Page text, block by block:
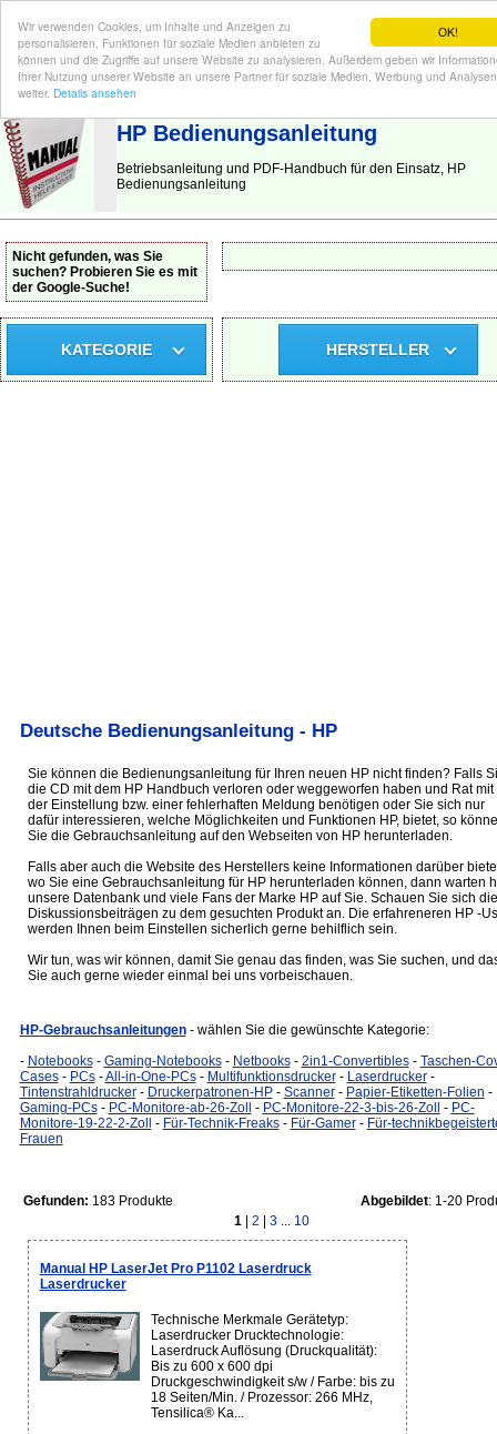
OK!
Wir verwenden Cookies, um Inhalte und Anzeigen zu
personalisieren, Funktionen für soziale Medien anbieten zu
können und die Zugriffe auf unsere Website zu analysieren. Außerdem geben wir
Ihrer Nutzung unserer Website an unsere Partner für soziale Medien, Werbung und Analysen
weiter. Details ansehen
BEDIENUNGSANLEITUNG | Hier finden Sie die deutsche Anleitung!
HP Bedienungsanleitung
Betriebsanleitung und PDF-Handbuch für den Einsatz, HP
Bedienungsanleitung
Nicht gefunden, was Sie
suchen? Probieren Sie es mit
der Google-Suche!
KATEGORIE HERSTELLER
Deutsche Bedienungsanleitung - HP
Sie können die Bedienungsanleitung für Ihren neuen HP nicht finden? Falls
die CD mit dem HP Handbuch verloren oder weggeworfen haben und Rat mit
der Einstellung bzw. einer fehlerhaften Meldung benötigen oder Sie sich nur
dafür interessieren, welche Möglichkeiten und Funktionen HP, bietet, so
Sie die Gebrauchsanleitung auf den Webseiten von HP herunterladen.
Falls aber auch die Website des Herstellers keine Informationen darüber
wo Sie eine Gebrauchsanleitung für HP herunterladen können, dann warten
unsere Datenbank und viele Fans der Marke HP auf Sie. Schauen Sie sich die
Diskussionsbeiträgen zu dem gesuchten Produkt an. Die erfahreneren HP -
werden Ihnen beim Einstellen sicherlich gerne behilflich sein.
Wir tun, was wir können, damit Sie genau das finden, was Sie suchen, und
Sie auch gerne wieder einmal bei uns vorbeischauen.
HP-Gebrauchsanleitungen - wählen Sie die gewünschte Kategorie:
- Notebooks- Gaming-Notebooks- Netbooks- 2in1-Convertibles- Taschen-
Cases- PCs-All-in-One-PCs- Multifunktionsdrucker- Laserdrucker-
Tintenstrahldrucker- Druckerpatronen-HP- Scanner- Papier-Etiketten-Folien -
Gaming-PCs- PC-Monitore-ab-26-Zoll - PC-Monitore-22-3-bis-26-Zoll - PC-
Monitore-19-22-2-Zoll
- Für-Technik-Freaks- Für-Gamer- Für-
Frauen
Gefunden: 183 Produkte Abgebildet: 1-20
1
2 3... 10
Manual HP LaserJet Pro P1102 Laserdruck
Laserdrucker
Technische Merkmale Gerätetyp:
Laserdrucker Drucktechnologie:
Laserdruck Auflösung (Druckqualität):
Bis zu 600 x 600 dpi
Druckgeschwindigkeit s/w / Farbe: bis zu
18 Seiten/Min. / Prozessor: 266 MHz,
Tensilica® Ka...